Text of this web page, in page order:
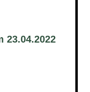
23.04.2022